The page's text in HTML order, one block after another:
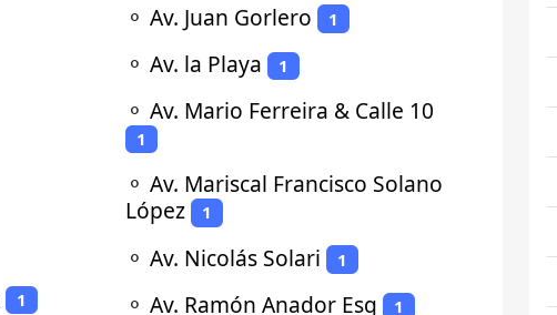
1
⚬ Av. Juan Gorlero 1
⚬ Av. la Playa 1
⚬ Av. Mario Ferreira & Calle 10
1
⚬ Av. Mariscal Francisco Solano
López
1
⚬ Av. Nicolás Solari 1
⚬ Av. Ramón Anador Esq 1